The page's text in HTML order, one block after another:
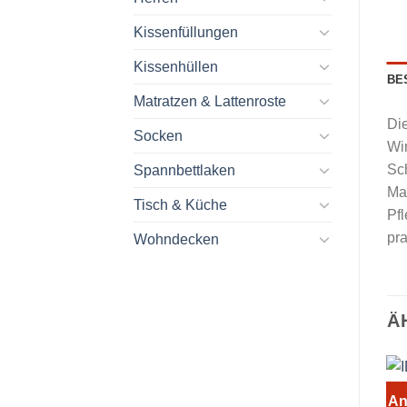
Kissenfüllungen
Kissenhüllen
Matratzen & Lattenroste
Socken
Spannbettlaken
Tisch & Küche
Wohndecken